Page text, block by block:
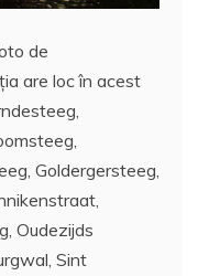
de
are loc în acest
Goldergersteeg,
Oudezijds
Sint